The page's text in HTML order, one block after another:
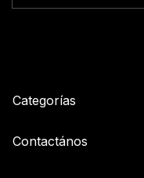
Categorías
Contactános